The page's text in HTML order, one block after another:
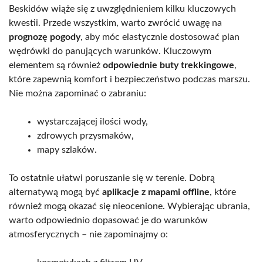
Beskidów wiąże się z uwzględnieniem kilku kluczowych
kwestii. Przede wszystkim, warto zwrócić uwagę na
prognozę pogody, aby móc elastycznie dostosować plan
wędrówki do panujących warunków. Kluczowym
elementem są również odpowiednie buty trekkingowe,
które zapewnią komfort i bezpieczeństwo podczas marszu.
Nie można zapominać o zabraniu:
wystarczającej ilości wody,
zdrowych przysmaków,
mapy szlaków.
To ostatnie ułatwi poruszanie się w terenie. Dobrą
alternatywą mogą być aplikacje z mapami offline, które
również mogą okazać się nieocenione. Wybierając ubrania,
warto odpowiednio dopasować je do warunków
atmosferycznych – nie zapominajmy o: